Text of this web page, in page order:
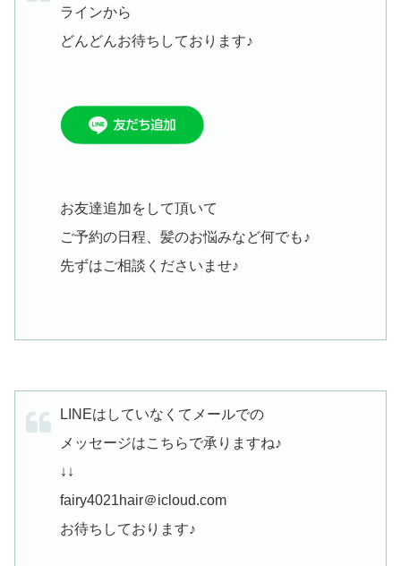
ラインから
どんどんお待ちしております♪
お友達追加をして頂いて
ご予約の日程、髪のお悩みなど何でも♪
先ずはご相談くださいませ♪
LINEはしていなくてメールでの
メッセージはこちらで承りますね♪
↓↓
fairy4021hair＠icloud.com
お待ちしております♪